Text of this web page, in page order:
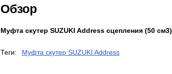
Обзор
Муфта скутер SUZUKI Address сцепления (50 см3)
Теги: Муфта скутер SUZUKI Address